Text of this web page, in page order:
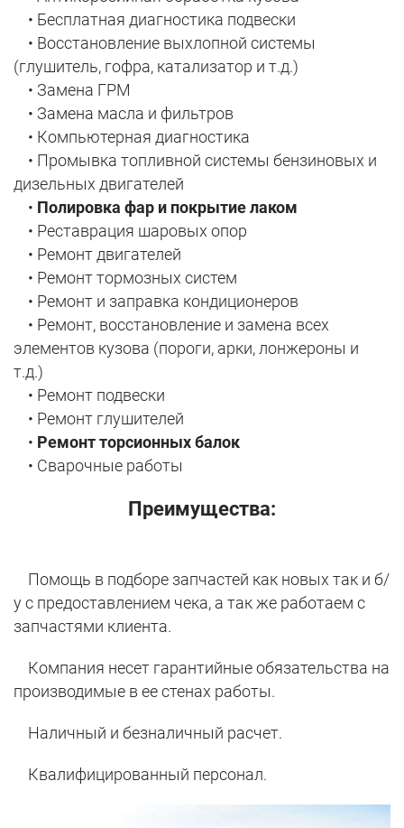
• Бесплатная диагностика подвески
• Восстановление выхлопной системы
(глушитель, гофра, катализатор и т.д.)
• Замена ГРМ
• Замена масла и фильтров
• Компьютерная диагностика
• Промывка топливной системы бензиновых и
дизельных двигателей
• Полировка фар и покрытие лаком
• Реставрация шаровых опор
• Ремонт двигателей
• Ремонт тормозных систем
• Ремонт и заправка кондиционеров
• Ремонт, восстановление и замена всех
элементов кузова (пороги, арки, лонжероны и
т.д.)
• Ремонт подвески
• Ремонт глушителей
• Ремонт торсионных балок
• Сварочные работы
Преимущества:
Помощь в подборе запчастей как новых так и б/
у с предоставлением чека, а так же работаем с
запчастями клиента.
Компания несет гарантийные обязательства на
производимые в ее стенах работы.
Наличный и безналичный расчет.
Квалифицированный персонал.